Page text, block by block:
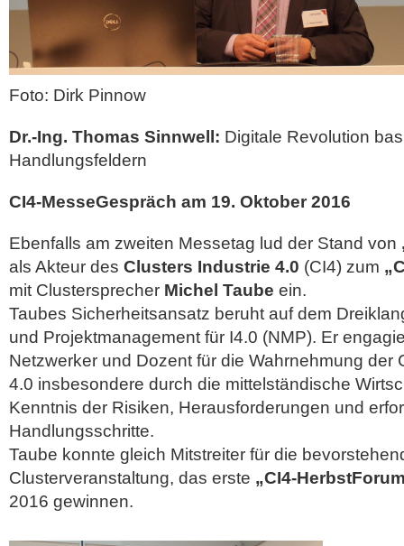
Foto: Dirk Pinnow
Dr.-Ing. Thomas Sinnwell: Digitale Revolution
Handlungsfeldern
CI4-MesseGespräch am 19. Oktober 2016
Ebenfalls am zweiten Messetag lud der Stand von
als Akteur des Clusters Industrie 4.0 (CI4) zum
mit Clustersprecher Michel Taube ein.
Taubes Sicherheitsansatz beruht auf dem
und Projektmanagement für I4.0 (NMP). Er
Netzwerker und Dozent für die Wahrnehmung der
4.0 insbesondere durch die mittelständische
Kenntnis der Risiken, Herausforderungen und
Handlungsschritte.
Taube konnte gleich Mitstreiter für die
Clusterveranstaltung, das erste „CI4-
2016 gewinnen.